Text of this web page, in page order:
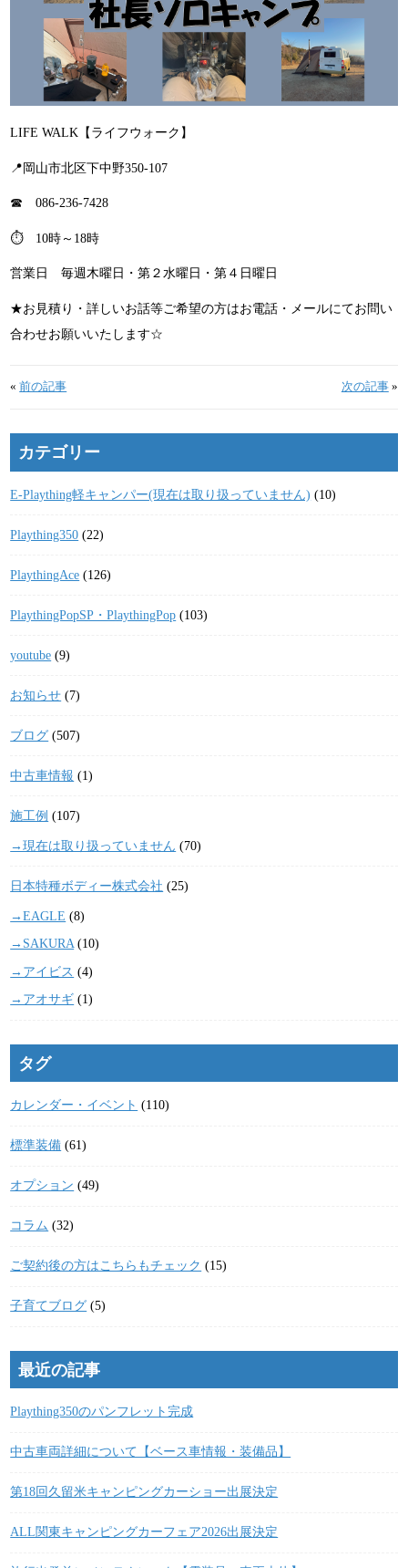
LIFE WALK【ライフウォーク】
📍岡山市北区下中野350-107
☎ 086-236-7428
⏱ 10時～18時
営業日 毎週木曜日・第２水曜日・第４日曜日
★お見積り・詳しいお話等ご希望の方はお電話・メールにてお問い
合わせお願いいたします☆
«前の記事 次の記事»
カテゴリー
E-Plaything軽キャンパー(現在は取り扱っていません) (10)
Plaything350 (22)
PlaythingAce (126)
PlaythingPopSP・PlaythingPop (103)
youtube (9)
お知らせ (7)
ブログ (507)
中古車情報 (1)
施工例 (107)
→現在は取り扱っていません (70)
日本特種ボディー株式会社 (25)
→EAGLE (8)
→SAKURA(10)
→アイビス (4)
→アオサギ (1)
タグ
カレンダー・イベント (110)
標準装備 (61)
オプション (49)
コラム (32)
ご契約後の方はこちらもチェック (15)
子育てブログ (5)
最近の記事
Plaything350のパンフレット完成
中古車両詳細について【ベース車情報・装備品】
第18回久留米キャンピングカーショー出展決定
ALL関東キャンピングカーフェア2026出展決定